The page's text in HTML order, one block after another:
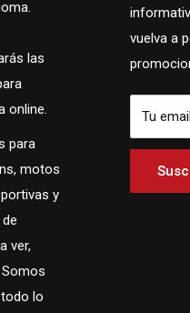
las
online.
para
motos
y
ver,
lo
vuelva a
Tu email